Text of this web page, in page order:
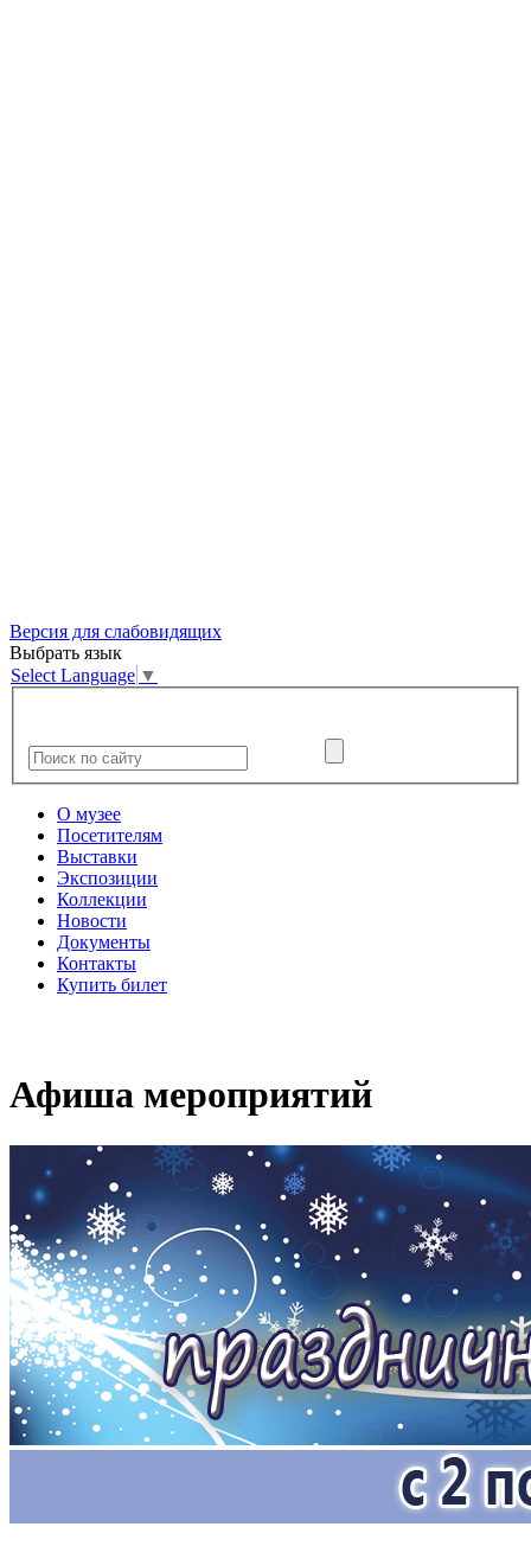
Версия для слабовидящих
Выбрать язык
Select Language ▼
О музее
Посетителям
Выставки
Экспозиции
Коллекции
Новости
Документы
Контакты
Купить билет
Афиша мероприятий